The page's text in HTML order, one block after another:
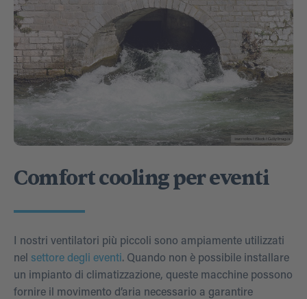
Comfort cooling per eventi
I nostri ventilatori più piccoli sono ampiamente utilizzati
nel settore degli eventi. Quando non è possibile installare
un impianto di climatizzazione, queste macchine possono
fornire il movimento d’aria necessario a garantire